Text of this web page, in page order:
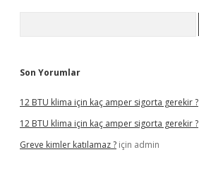
Son Yorumlar
12 BTU klima için kaç amper sigorta gerekir ?
12 BTU klima için kaç amper sigorta gerekir ?
Greve kimler katılamaz ? için admin